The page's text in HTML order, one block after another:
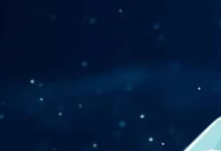
mécanisées de propreté
mécanisé appropriées
la nature des sols, la
autolaveuses,